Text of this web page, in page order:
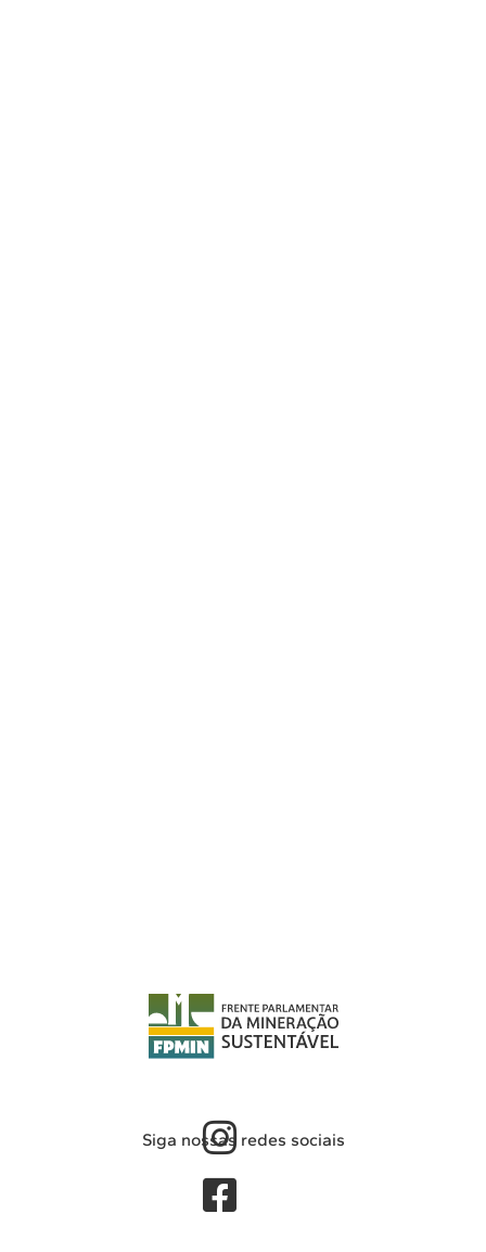
Siga nossas redes sociais